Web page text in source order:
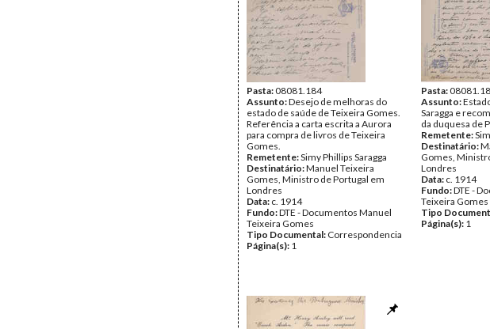
Pasta:08081.184
Assunto:Desejo de melhoras do
estado de saúde de Teixeira Gomes.
Referência a carta escrita a Aurora
para compra de livros de Teixeira
Gomes.
Remetente:Simy Phillips Saragga
Destinatário:Manuel Teixeira
Gomes, Ministro de Portugal em
Londres
Data: c. 1914
Fundo:DTE - Documentos Manuel
Teixeira Gomes
Tipo Documental: Correspondencia
Página(s): 1
Pasta:
Assunto:
Saragga e
da duquesa de
Remetente:
Destinatário:
Gomes,
Londres
Data: c. 1914
Fundo:DTE -
Teixeira Gomes
Tipo
Página(s): 1